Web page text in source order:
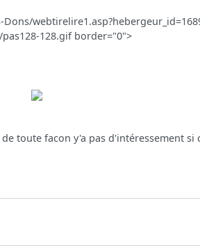
128.gif border="0">
toute facon y'a pas d'intéressement si